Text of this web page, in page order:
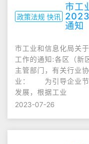
政策法规 快讯
市工
通知
市工业和信息化局关
工作的通知:各区（新
主管部门，有关行业
业： 为引导企业节
发展，根据工业
2023-07-26